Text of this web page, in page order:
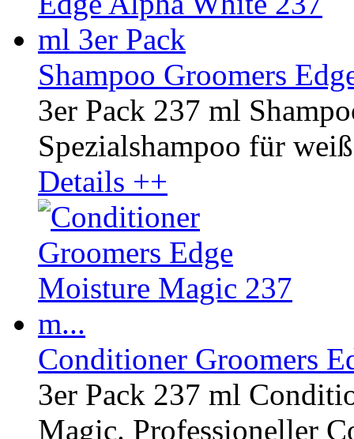
Shampoo Groomers
3er Pack 237 ml
Spezialshampoo für
Details ++
Conditioner Groomers
3er Pack 237 ml
Magic. Professioneller